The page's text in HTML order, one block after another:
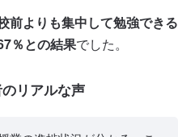
前よりも集中して勉強できる
％との結果でした。
リアルな声